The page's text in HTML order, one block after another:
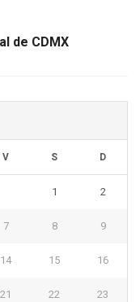
de CDMX
V S D
1 2
7 8 9
14 15 16
21 22 23